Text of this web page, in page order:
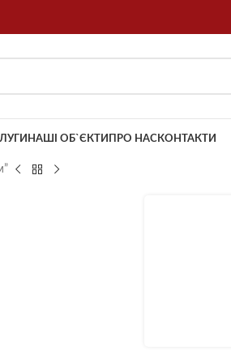
НАШІ ОБ`ЄКТИ ПРО НАСКОНТАКТИ